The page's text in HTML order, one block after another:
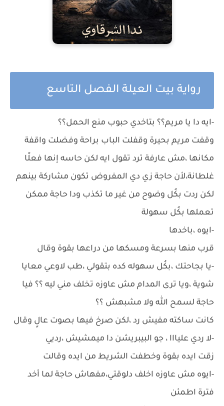
رواية بيت العيلة الفصل التاسع
-ايه دا يا مريم؟؟ بتاخدي حبوب منع الحمل؟؟
وقفت مريم بحيرة وقفلت الباب براحة وفضلت واقفة
مكانها ،مش عارفة ترد تقول ايه لكن حاسه إنها فعلًا
غلطانة،لأن حاجة زي دي المفروض تكون مشاركة بينهم
لكن ردت بكُل وضوح من غير ما تكذب ودا حاجة ممكن
تعملها بكُل سهولة
-ايوه ،باخدها
قرب منها بسرعة ومسكها من دراعها بقوة وقال
-يا بجاحتك ،بكُل سهوله كده بتقولي ،طب لاوعي معايا
شوية ،ويا ترى المدام مش عاوزه تخلف مني ليه ؟؟ فيا
حاجة لسمح الله ولا مشبهش ؟؟
كانت ساكته مفيش رد ،لكن صرخ فيها بصوت عالٍ وقال
-لا ردي عليااا ، جو البيبريشن دا ميمشيش ،رديي
زقت ايده بقوة وخطفت الشريط من ايده وقالت
-ايوه مش عاوزه اخلف دلوقتي،مفهاش حاجة لما أخد
فترة اطمئن